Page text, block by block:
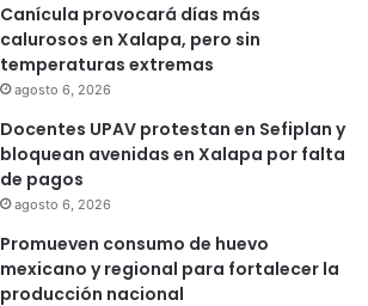
Canícula provocará días más
calurosos en Xalapa, pero sin
temperaturas extremas
agosto 6, 2026
Docentes UPAV protestan en Sefiplan y
bloquean avenidas en Xalapa por falta
de pagos
agosto 6, 2026
Promueven consumo de huevo
mexicano y regional para fortalecer la
producción nacional